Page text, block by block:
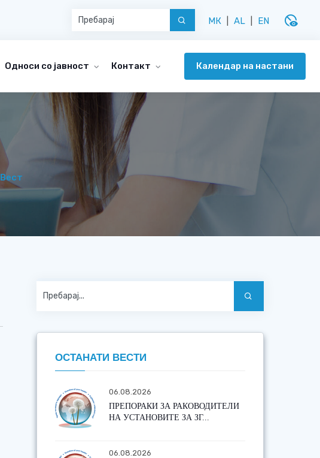
МК AL EN disabled_visible
Односи со јавност Контакт Календар на настани
Вест
ОСТАНАТИ ВЕСТИ
06.08.2026
ПРЕПОРАКИ ЗА РАКОВОДИТЕЛИ
НА УСТАНОВИТЕ ЗА ЗГ...
06.08.2026